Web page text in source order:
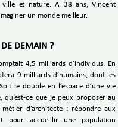
ville et nature. A 38 ans, Vincent
un monde meilleur.
DE DEMAIN ?
4,5 milliards d’individus. En
9 milliards d’humains, dont les
le double en l’espace d’une vie
qu’est-ce que je peux proposer au
d’architecte : répondre aux
pour accueillir une population